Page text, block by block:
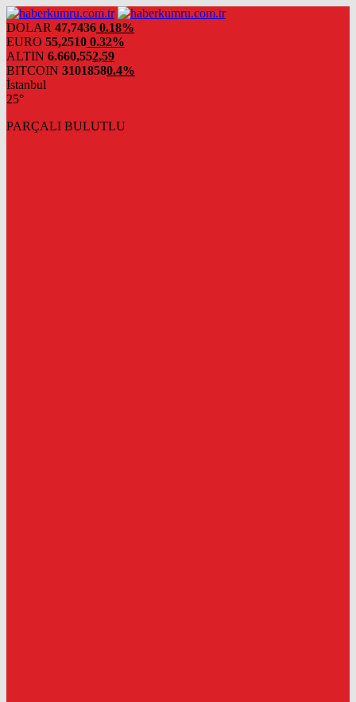
DOLAR 47,7436 0.18%
EURO 55,2510 0.32%
ALTIN 6.660,552,59
BITCOIN 31018580.4%
İstanbul
25°
PARÇALI BULUTLU